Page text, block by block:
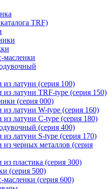
TRF)
масленки
латуни (серия 100)
из латуни TRF-type (серия 150)
(серия 000)
латуни W-type (серия 160)
из латуни С-type (серия 180)
(серия 400)
латуни S-type (серия 170)
из черных металлов (серия
пластика (серия 300)
(серия 500)
масленки (серия 600)